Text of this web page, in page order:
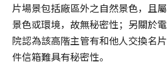
片場景包括廠區外之自然景色，且
景色或環境，故無秘密性；另關於
院認為該高階主管有和他人交換名
件信箱難具有秘密性。